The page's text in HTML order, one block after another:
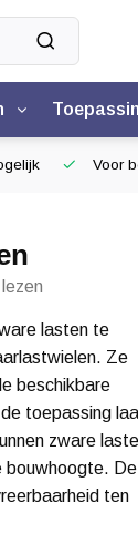
Voor
lasten te
Ze
beschikbare
toepassing
zware
bouwhoogte. De
ten